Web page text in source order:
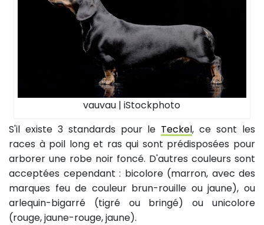
vauvau | iStockphoto
S'il existe 3 standards pour le Teckel, ce sont les
races à poil long et ras qui sont prédisposées pour
arborer une robe noir foncé. D'autres couleurs sont
acceptées cependant : bicolore (marron, avec des
marques feu de couleur brun-rouille ou jaune), ou
arlequin-bigarré (tigré ou bringé) ou unicolore
(rouge, jaune-rouge, jaune).